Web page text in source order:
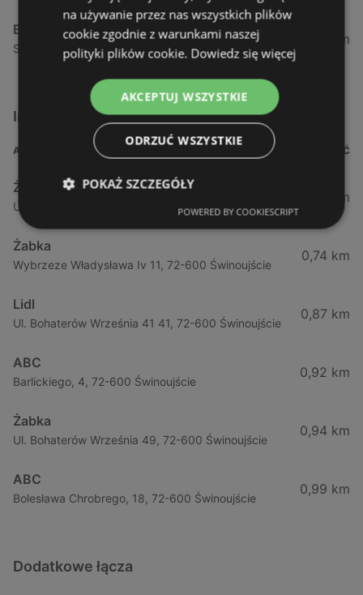
Biedronka
Sienkiewicza 32, 72-510 Wolin
24,01 km
Inne sklepy Supermarkety w pobliżu
ADRES ODLEGŁOŚĆ
Żabka
Ul. Barlickiego 4d / 2, 72-602 Świnoujście
0,64 km
Żabka
Wybrzeze Władysława Iv 11, 72-600 Świnoujście
0,74 km
Lidl
Ul. Bohaterów Września 41 41, 72-600 Świnoujście
0,87 km
ABC
Barlickiego, 4, 72-600 Świnoujście
0,92 km
Żabka
Ul. Bohaterów Września 49, 72-600 Świnoujście
0,94 km
ABC
Bolesława Chrobrego, 18, 72-600 Świnoujście
0,99 km
Dodatkowe łącza
na używanie przez nas wszystkich plików
cookie zgodnie z warunkami naszej
polityki plików cookie. Dowiedz się więcej
AKCEPTUJ WSZYSTKIE
ODRZUĆ WSZYSTKIE
POKAŻ SZCZEGÓŁY
POWERED BY COOKIESCRIPT